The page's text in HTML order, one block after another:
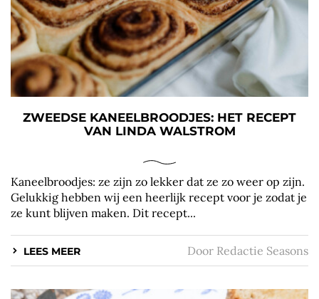
ZWEEDSE KANEELBROODJES: HET RECEPT
VAN LINDA WALSTROM
Kaneelbroodjes: ze zijn zo lekker dat ze zo weer op zijn.
Gelukkig hebben wij een heerlijk recept voor je zodat je
ze kunt blijven maken. Dit recept...
LEES MEER Door Redactie Seasons